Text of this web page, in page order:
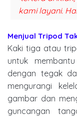
kami layani.
Menjual Tripod
Kaki tiga atau
untuk
dengan tegak
mengurangi
gambar dan
guncangan